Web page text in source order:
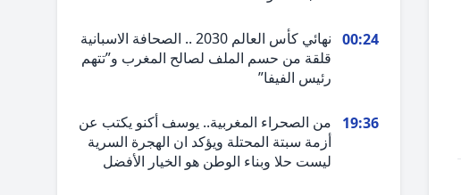
00:24
نهائي كأس العالم 2030 .. الصحافة الاسبانية
قلقة من حسم الملف لصالح المغرب و”تتهم
رئيس الفيفا”
19:36
من الصحراء المغربية.. يوسف أكنو يكتب عن
أزمة سبتة المحتلة ويؤكد ان الهجرة السرية
ليست حلا وبناء الوطن هو الخيار الأفضل